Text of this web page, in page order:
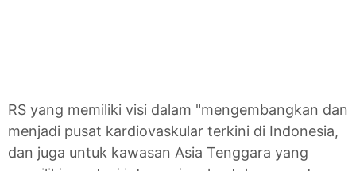
RS yang memiliki visi dalam "mengembangkan dan
menjadi pusat kardiovaskular terkini di Indonesia,
dan juga untuk kawasan Asia Tenggara yang